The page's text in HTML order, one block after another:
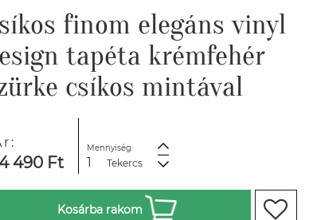
finom elegáns vinyl
tapéta krémfehér
csíkos mintával
490 Ft
Mennyiség:
Tekercs
Kosárba rakom